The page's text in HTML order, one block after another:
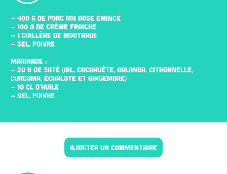
- 400 G DE PORC ROI ROSE ÉMINCÉ
- 100 G DE CRÈME FRAICHE
- 1 CUILLÈRE DE MOUTARDE
- SEL, POIVRE
MARINADE :
- 20 G DE SATÉ (AIL, CACAHUÈTE, GALANGA, CITRONNELLE,
CURCUMA, ÉCHALOTE ET GINGEMBRE)
- 10 CL D'HUILE
- SEL, POIVRE
AJOUTER UN COMMENTAIRE